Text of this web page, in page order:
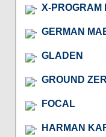
X-PROGRAM
GERMAN
GLADEN
GROUND
FOCAL
HARMAN